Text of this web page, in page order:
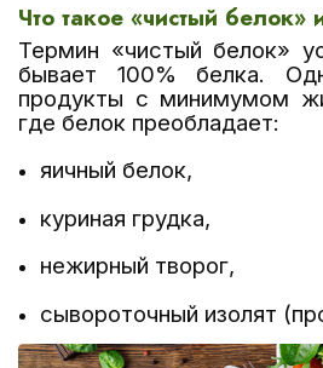
Что такое «чистый белок»
Термин «чистый белок»
бывает 100% белка.
продукты с минимумом
где белок преобладает:
яичный белок,
куриная грудка,
нежирный творог,
сывороточный изолят